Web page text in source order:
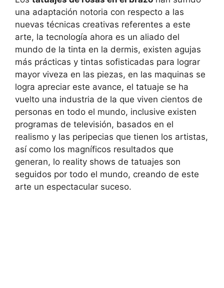
una adaptación notoria con respecto a las
nuevas técnicas creativas referentes a este
arte, la tecnología ahora es un aliado del
mundo de la tinta en la dermis, existen agujas
más prácticas y tintas sofisticadas para lograr
mayor viveza en las piezas, en las maquinas se
logra apreciar este avance, el tatuaje se ha
vuelto una industria de la que viven cientos de
personas en todo el mundo, inclusive existen
programas de televisión, basados en el
realismo y las peripecias que tienen los artistas,
así como los magníficos resultados que
generan, lo reality shows de tatuajes son
seguidos por todo el mundo, creando de este
arte un espectacular suceso.